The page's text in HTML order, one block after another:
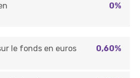
0%
le fonds en euros
0,60%